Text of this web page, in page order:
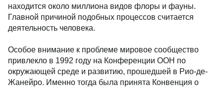
находится около миллиона видов флоры и фауны.
Главной причиной подобных процессов считается
деятельность человека.
Особое внимание к проблеме мировое сообщество
привлекло в 1992 году на Конференции ООН по
окружающей среде и развитию, прошедшей в Рио-де-
Жанейро. Именно тогда была принята Конвенция о